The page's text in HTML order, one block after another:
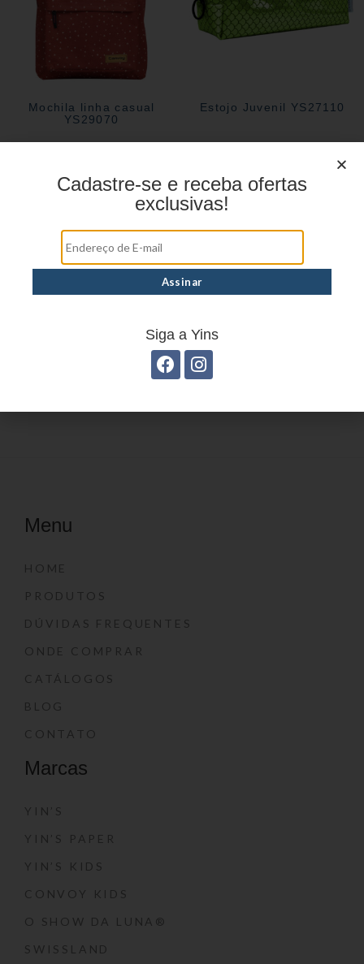
Mochila linha casual
YS29070
Estojo Juvenil YS27110
Estojo Juvenil YS41030
Estojo Juvenil YS27101
Menu
HOME
PRODUTOS
DÚVIDAS FREQUENTES
ONDE COMPRAR
CATÁLOGOS
BLOG
CONTATO
Marcas
YIN’S
YIN’S PAPER
YIN’S KIDS
CONVOY KIDS
O SHOW DA LUNA®
SWISSLAND
Cadastre-se e receba ofertas
exclusivas!
Siga a Yins